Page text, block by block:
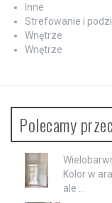
Inne
Strefowanie i
Wnętrze
Wnętrze
Polecamy
Kolor w
ale …